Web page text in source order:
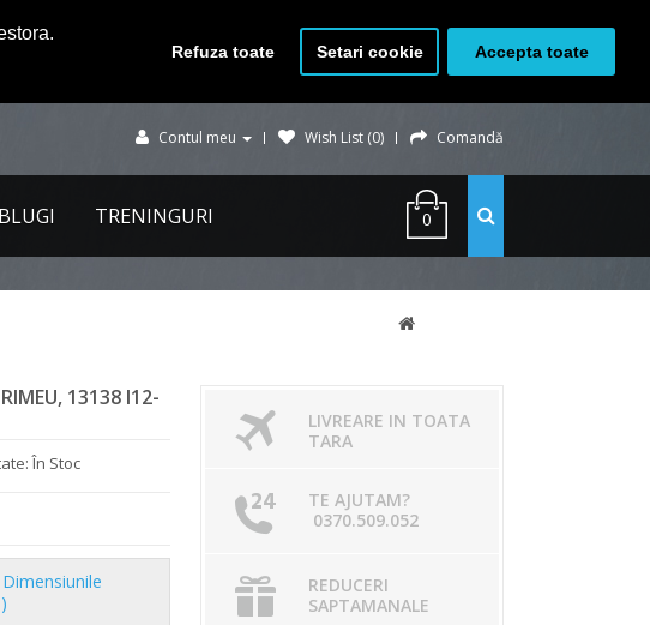
Refuza toate Setari cookie Accepta toate
Contul meu Wish List (0) Comandă
0
BLUGI TRENINGURI
13138 I12-
În Stoc
LIVREARE IN TOATA
TARA
TE AJUTAM?
0370.509.052
REDUCERI
SAPTAMANALE